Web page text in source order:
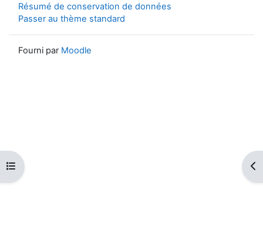
Ouvrir l’index du cours
Résumé de conservation de données
Passer au thème standard
Fourni par Moodle